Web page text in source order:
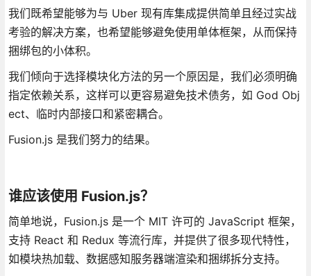
我们既希望能够为与 Uber 现有库集成提供简单且经过实战
考验的解决方案，也希望能够避免使用单体框架，从而保持
捆绑包的小体积。
我们倾向于选择模块化方法的另一个原因是，我们必须明确
指定依赖关系，这样可以更容易避免技术债务，如 God Obj
ect、临时内部接口和紧密耦合。
Fusion.js 是我们努力的结果。
谁应该使用 Fusion.js？
简单地说，Fusion.js 是一个 MIT 许可的 JavaScript 框架，
支持 React 和 Redux 等流行库，并提供了很多现代特性，
如模块热加载、数据感知服务器端渲染和捆绑拆分支持。